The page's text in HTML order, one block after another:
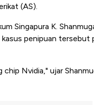
(AS).
Singapura K.
penipuan tersebut
Nvidia," ujar